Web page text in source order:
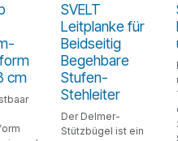
cm
SVELT
Leitplanke für
Beidseitig
Begehbare
Stufen-
Stehleiter
Der Delmer-
Stützbügel ist ein